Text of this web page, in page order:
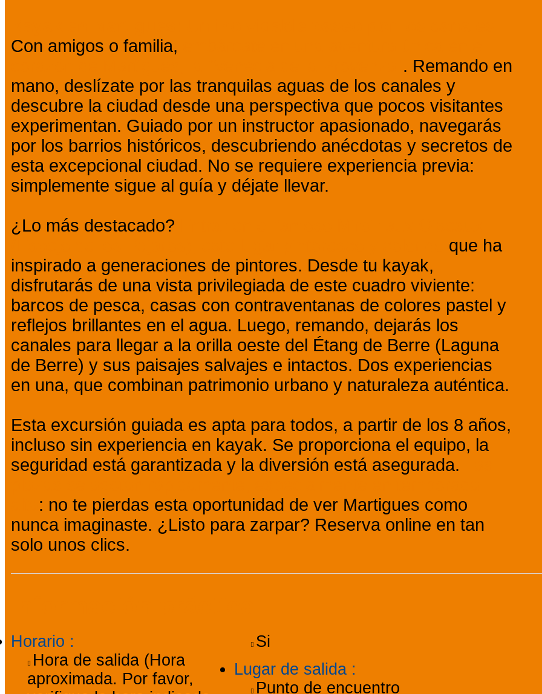
Con amigos o familia,
. Remando en
mano, deslízate por las tranquilas aguas de los canales y
descubre la ciudad desde una perspectiva que pocos visitantes
experimentan. Guiado por un instructor apasionado, navegarás
por los barrios históricos, descubriendo anécdotas y secretos de
esta excepcional ciudad. No se requiere experiencia previa:
simplemente sigue al guía y déjate llevar.
¿Lo más destacado?
que ha
inspirado a generaciones de pintores. Desde tu kayak,
disfrutarás de una vista privilegiada de este cuadro viviente:
barcos de pesca, casas con contraventanas de colores pastel y
reflejos brillantes en el agua. Luego, remando, dejarás los
canales para llegar a la orilla oeste del Étang de Berre (Laguna
de Berre) y sus paisajes salvajes e intactos. Dos experiencias
en una, que combinan patrimonio urbano y naturaleza auténtica.
Esta excursión guiada es apta para todos, a partir de los 8 años,
incluso sin experiencia en kayak. Se proporciona el equipo, la
seguridad está garantizada y la diversión está asegurada.
: no te pierdas esta oportunidad de ver Martigues como
nunca imaginaste. ¿Listo para zarpar? Reserva online en tan
solo unos clics.
Horario :
Hora de salida (Hora
aproximada. Por favor,
Si
Lugar de salida :
Punto de encuentro